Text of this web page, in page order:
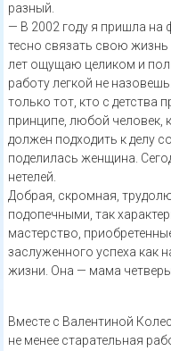
разный.
— В 2002 году я пришла на
тесно связать свою
лет ощущаю целиком и
работу легкой не
только тот, кто с детства
принципе, любой человек,
должен подходить к делу
поделилась женщина.
нетелей.
Добрая, скромная,
подопечными, так
мастерство,
заслуженного успеха как
жизни. Она — мама
Вместе с Валентиной
не менее старательная